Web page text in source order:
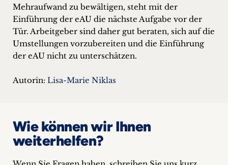
Mehraufwand zu bewältigen, steht mit der
Einführung der eAU die nächste Aufgabe vor der
Tür. Arbeitgeber sind daher gut beraten, sich auf die
Umstellungen vorzubereiten und die Einführung
der eAU nicht zu unterschätzen.
Autorin: Lisa-Marie Niklas
Wie können wir Ihnen
weiterhelfen?